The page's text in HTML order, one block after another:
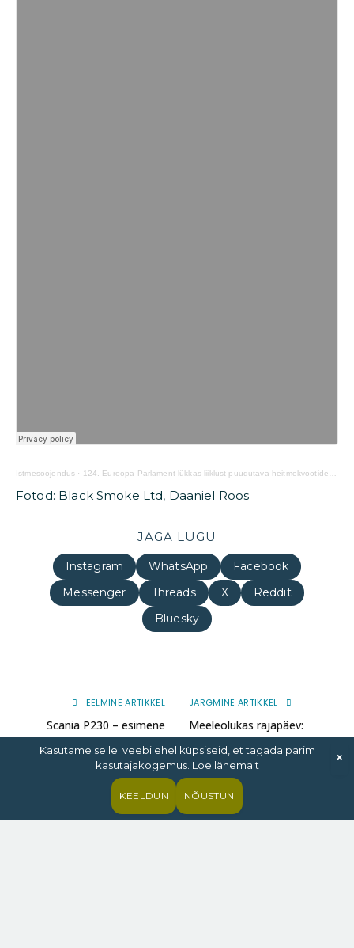
Istmesoojendus · 124. Euroopa Parlament lükkas liiklust puudutava heitmekvootide reformi tagasi
Fotod: Black Smoke Ltd, Daaniel Roos
JAGA LUGU
Instagram WhatsApp
Facebook
Messenger
Threads X
Reddit
Bluesky
EELMINE ARTIKKEL
Scania P230 – esimene
Eestis, aga kindlasti mitte
viimane!
JÄRGMINE ARTIKKEL
Meeleolukas rajapäev:
Audrus pandi proovile Jaguari
tippmudelid
Kasutame sellel veebilehel küpsiseid, et tagada parim
kasutajakogemus. Loe lähemalt
KEELDUN NÕUSTUN
×